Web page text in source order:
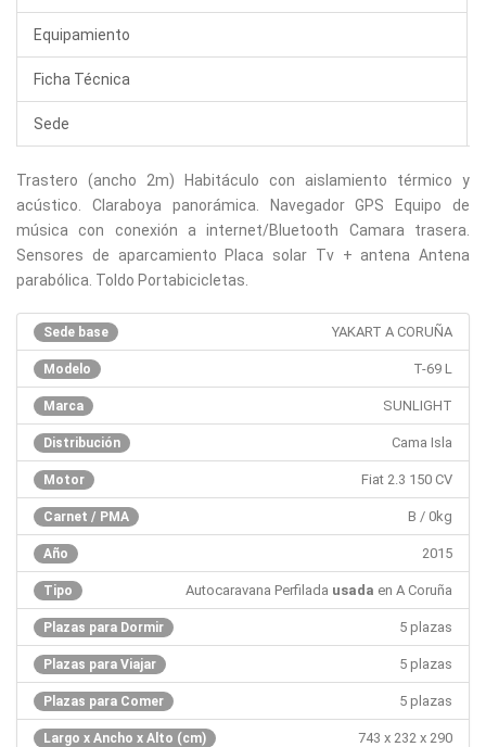
Equipamiento
Ficha Técnica
Sede
Trastero (ancho 2m) Habitáculo con aislamiento térmico y
acústico. Claraboya panorámica. Navegador GPS Equipo de
música con conexión a internet/Bluetooth Camara trasera.
Sensores de aparcamiento Placa solar Tv + antena Antena
parabólica. Toldo Portabicicletas.
Sede base YAKART A CORUÑA
Modelo T-69 L
Marca SUNLIGHT
Distribución Cama Isla
Motor Fiat 2.3 150 CV
Carnet / PMA B / 0kg
Año 2015
Tipo Autocaravana Perfilada usada en A Coruña
Plazas para Dormir 5 plazas
Plazas para Viajar 5 plazas
Plazas para Comer 5 plazas
Largo x Ancho x Alto (cm) 743 x 232 x 290